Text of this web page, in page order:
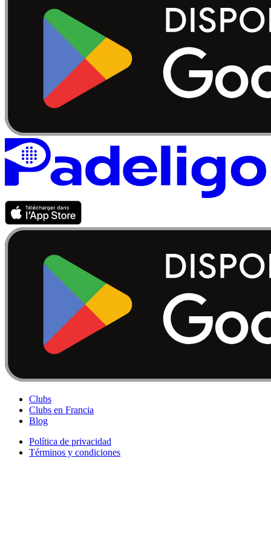
Clubs
Clubs en Francia
Blog
Política de privacidad
Términos y condiciones